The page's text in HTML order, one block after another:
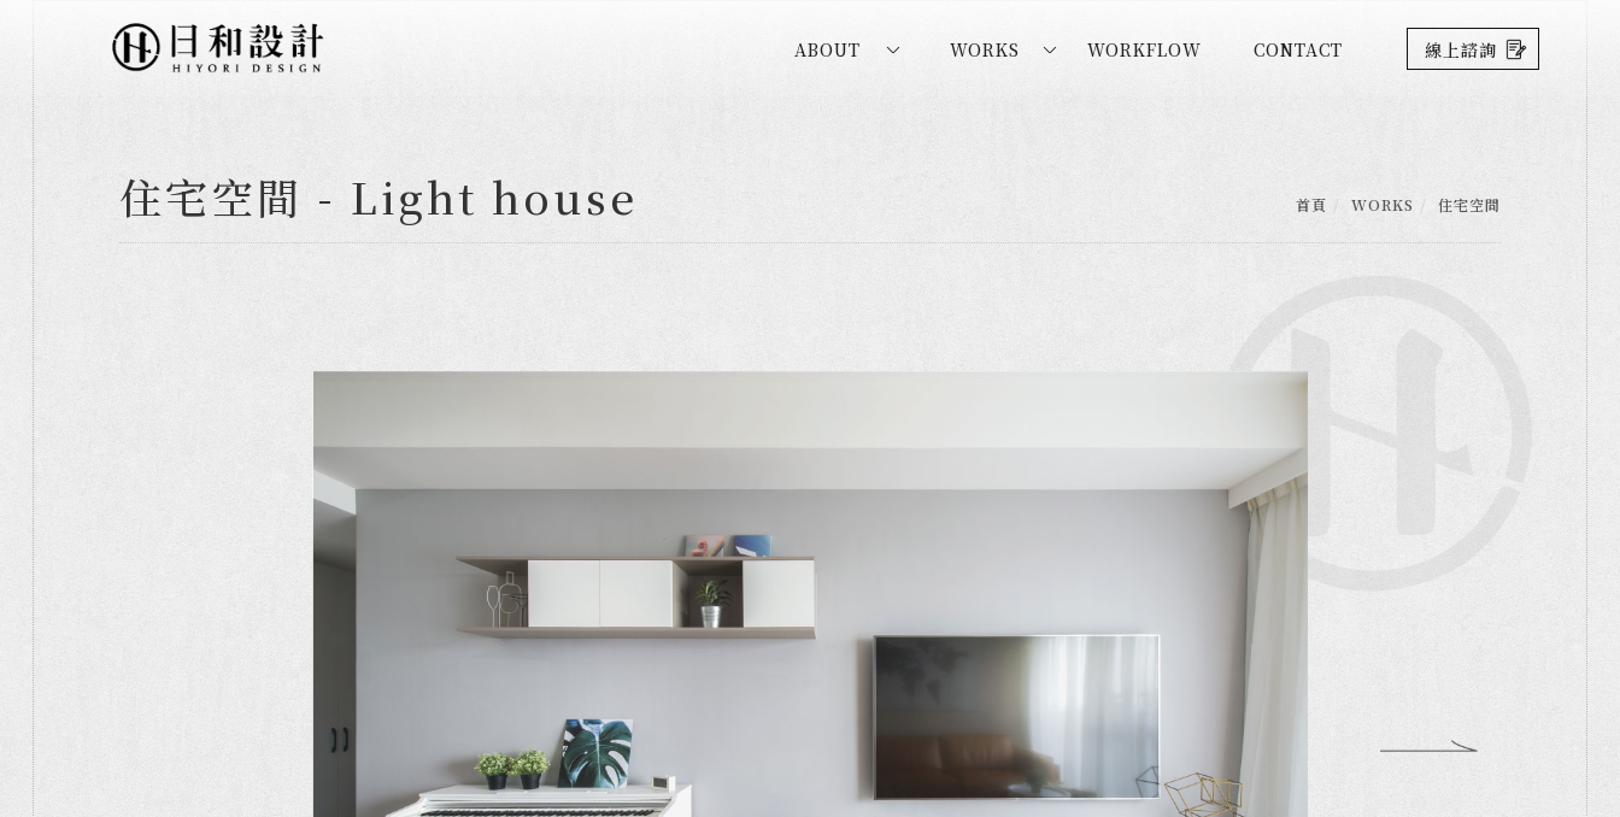
ABOUT WORKS WORKFLOW CONTACT 線上諮詢
住宅空間 - Light house 首頁 WORKS 住宅空間